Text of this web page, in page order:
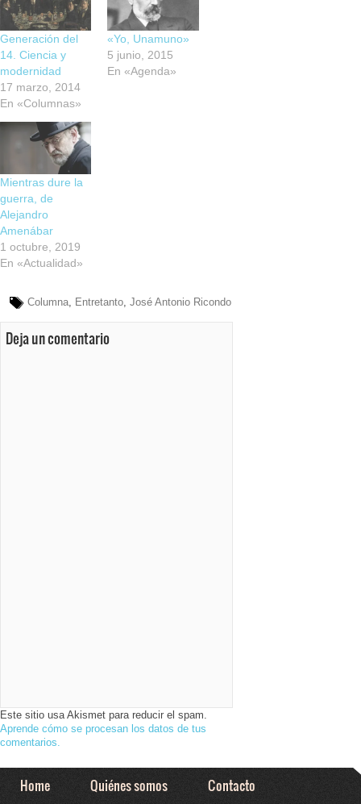
Generación del
14. Ciencia y
modernidad
17 marzo, 2014
En «Columnas»
«Yo, Unamuno»
5 junio, 2015
En «Agenda»
Mientras dure la
guerra, de
Alejandro
Amenábar
1 octubre, 2019
En «Actualidad»
Columna, Entretanto, José Antonio Ricondo
Deja un comentario
Este sitio usa Akismet para reducir el spam.
Aprende cómo se procesan los datos de tus
comentarios.
Home Quiénes somos Contacto